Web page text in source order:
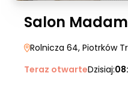
Salon Madam
Rolnicza 64, Piotrków
Teraz otwarteDzisiaj: